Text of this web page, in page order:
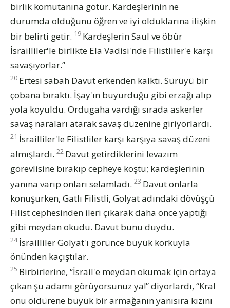
birlik komutanına götür. Kardeşlerinin ne
durumda olduğunu öğren ve iyi olduklarına ilişkin
bir belirti getir. 19 Kardeşlerin Saul ve öbür
İsrailliler'le birlikte Ela Vadisi'nde Filistliler'e karşı
savaşıyorlar.”
20 Ertesi sabah Davut erkenden kalktı. Sürüyü bir
çobana bıraktı. İşay'ın buyurduğu gibi erzağı alıp
yola koyuldu. Ordugaha vardığı sırada askerler
savaş naraları atarak savaş düzenine giriyorlardı.
21 İsrailliler'le Filistliler karşı karşıya savaş düzeni
almışlardı. 22 Davut getirdiklerini levazım
görevlisine bırakıp cepheye koştu; kardeşlerinin
yanına varıp onları selamladı. 23 Davut onlarla
konuşurken, Gatlı Filistli, Golyat adındaki dövüşçü
Filist cephesinden ileri çıkarak daha önce yaptığı
gibi meydan okudu. Davut bunu duydu.
24 İsrailliler Golyat'ı görünce büyük korkuyla
önünden kaçıştılar.
25 Birbirlerine, “İsrail'e meydan okumak için ortaya
çıkan şu adamı görüyorsunuz ya!” diyorlardı, “Kral
onu öldürene büyük bir armağanın yanısıra kızını